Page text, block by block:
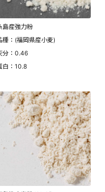
島産強力粉
種：(福岡県産小麦)
分：0.46
白：10.8